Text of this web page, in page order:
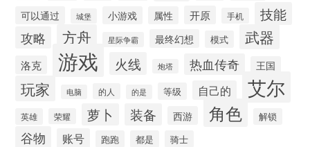
可以通过 城堡 小游戏 属性 开原 手机 技能
攻略 方舟 星际争霸 最终幻想 模式 武器
洛克 游戏 火线 炮塔 热血传奇 王国
玩家 电脑 的人 的是 等级 自己的 艾尔
英雄 荣耀 萝卜 装备 西游 角色 解锁
谷物 账号 跑跑 都是 骑士